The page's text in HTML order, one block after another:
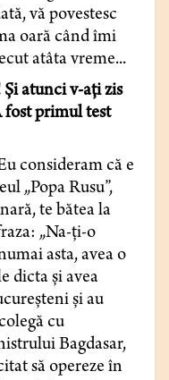
vă povestesc
oară când îmi
atâta vreme...
atunci v-aţi zis
fost primul test
consideram că e
„Popa Rusu”,
te bătea la
„Na-ţi-o
asta, avea o
dicta şi avea
şi au
cu
Bagdasar,
să opereze în